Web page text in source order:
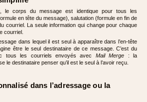
le corps du message est identique pour tous les
en tête du message), salutation (formule en fin de
courriel. La seule information qui change pour chaque
courriel.
dans lequel il est seul à apparaître dans l’en-tête
être le seul destinataire de ce message. C’est du
tous les courriels envoyés avec Mail Merge : la
le destinataire penser qu’il est le seul à l’avoir reçu.
dans l’adressage ou la